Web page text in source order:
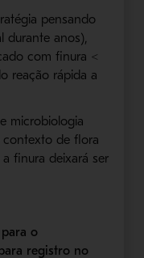
pensando
durante anos),
com finura <
reação rápida a
microbiologia
contexto de flora
finura deixará ser
o
registro no